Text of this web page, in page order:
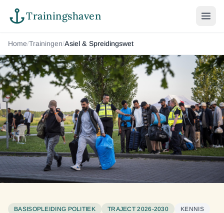
Trainingshaven
Home/Trainingen/Asiel & Spreidingswet
BASISOPLEIDING POLITIEK TRAJECT 2026-2030 KENNIS